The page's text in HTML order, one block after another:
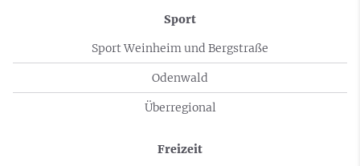
Sport
Sport Weinheim und Bergstraße
Odenwald
Überregional
Freizeit